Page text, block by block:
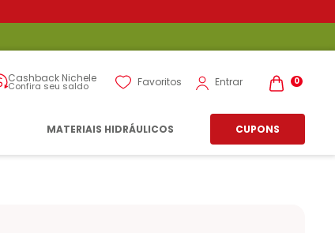
Cashback Nichele
Confira seu saldo Favoritos Entrar 0
MATERIAIS HIDRÁULICOS CUPONS